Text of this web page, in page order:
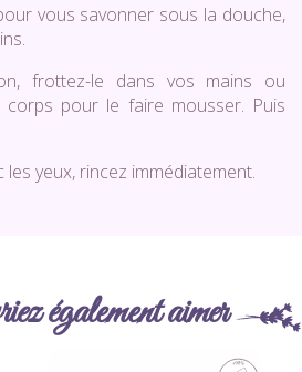
vous savonner sous la douche,
frottez-le dans vos mains ou
pour le faire mousser. Puis
yeux, rincez immédiatement.
également aimer